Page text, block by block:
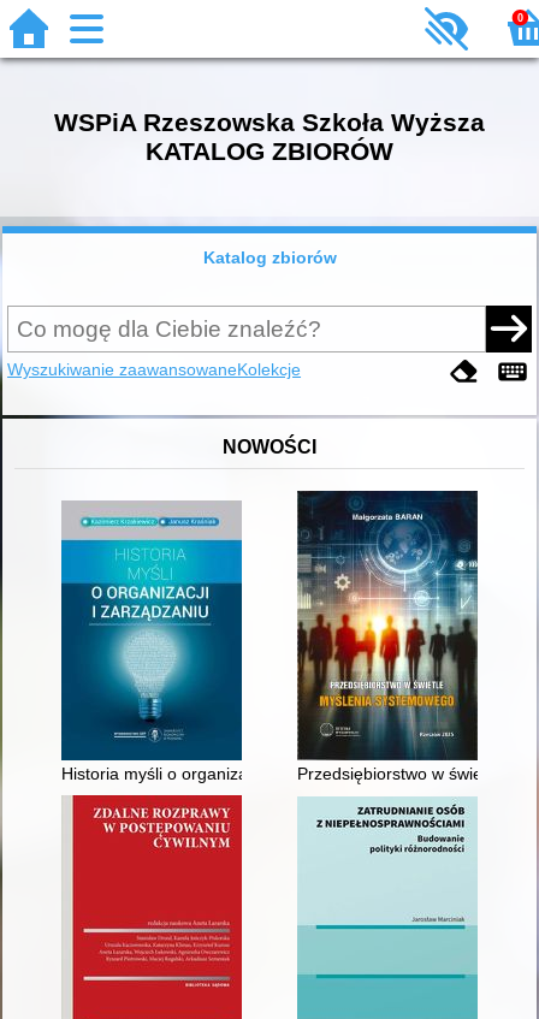
0
WSPiA Rzeszowska Szkoła Wyższa
KATALOG ZBIORÓW
Katalog zbiorów
Wyszukiwanie zaawansowaneKolekcje
NOWOŚCI
Historia myśli o organizacji i zarządzaniuPrzedsiębiorstwo w świetle